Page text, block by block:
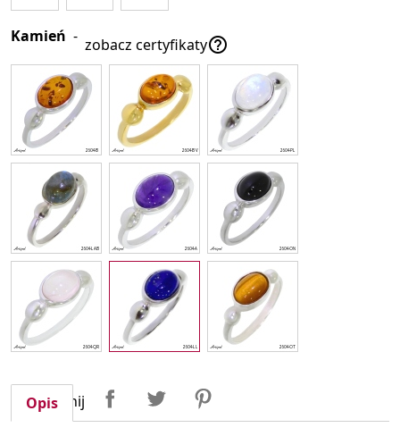
Kamień - zobacz certyfikaty
Udostępnij UdostępnijTweetuj
Opis